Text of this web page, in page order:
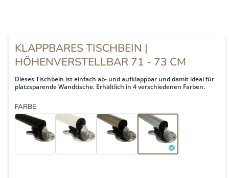
KLAPPBARES TISCHBEIN |
HÖHENVERSTELLBAR 71 - 73 CM
Dieses Tischbein ist einfach ab- und aufklappbar und damit ideal für
platzsparende Wandtische. Erhältlich in 4 verschiedenen Farben.
FARBE